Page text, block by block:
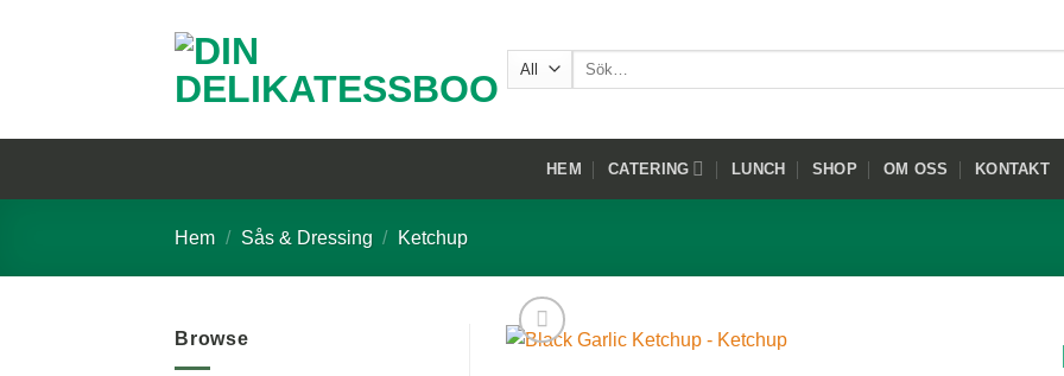
Sök
HEM CATERING LUNCH SHOP OM OSS KONTAKT
Hem / Sås & Dressing / Ketchup
Browse